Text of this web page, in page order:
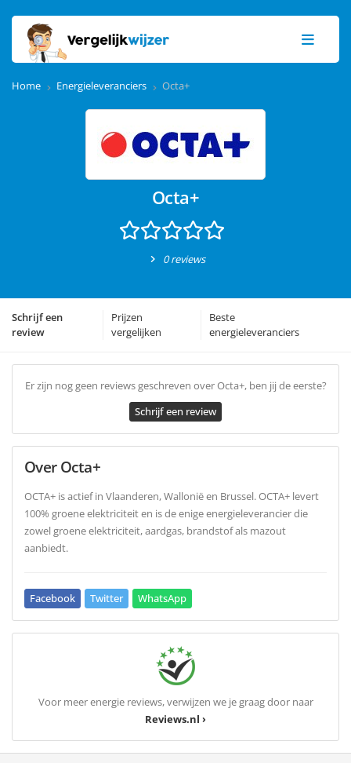
Home Energieleveranciers Octa+
Octa+
0 reviews
Schrijf een
review
Prijzen
vergelijken
Beste
energieleveranciers
Er zijn nog geen reviews geschreven over Octa+, ben jij de eerste?
Schrijf een review
Over Octa+
OCTA+ is actief in Vlaanderen, Wallonië en Brussel. OCTA+ levert
100% groene elektriciteit en is de enige energieleverancier die
zowel groene elektriciteit, aardgas, brandstof als mazout
aanbiedt.
Facebook Twitter WhatsApp
Voor meer energie reviews, verwijzen we je graag door naar
Reviews.nl ›